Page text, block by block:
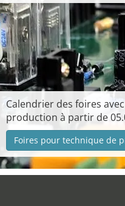
Calendrier des foires
production à partir de
Foires pour technique de